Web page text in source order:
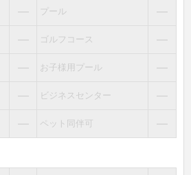
― プール ―
― ゴルフコース ―
― お子様用プール ―
― ビジネスセンター ―
― ペット同伴可 ―